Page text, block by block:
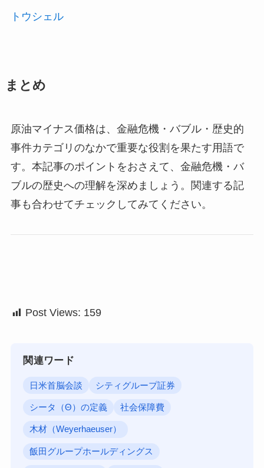
トウシェル
まとめ
原油マイナス価格は、金融危機・バブル・歴史的
事件カテゴリのなかで重要な役割を果たす用語で
す。本記事のポイントをおさえて、金融危機・バ
ブルの歴史への理解を深めましょう。関連する記
事も合わせてチェックしてみてください。
Post Views: 159
関連ワード
日米首脳会談 シティグループ証券
シータ（Θ）の定義 社会保障費
木材（Weyerhaeuser）
飯田グループホールディングス